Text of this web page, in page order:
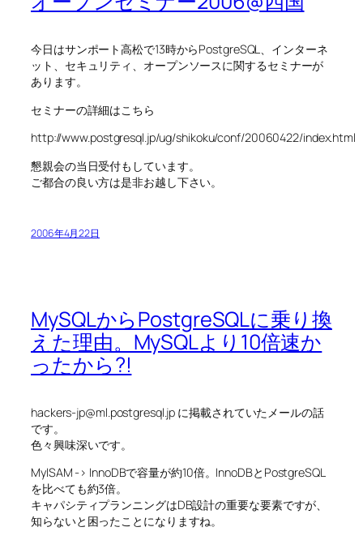
今日はサンポート高松で13時からPostgreSQL、インターネ
ット、セキュリティ、オープンソースに関するセミナーが
あります。
セミナーの詳細はこちら
http://www.postgresql.jp/ug/shikoku/conf/20060422/index.html
懇親会の当日受付もしています。
ご都合の良い方は是非お越し下さい。
2006年4月22日
MySQLからPostgreSQLに乗り換
えた理由。MySQLより10倍速か
ったから?!
hackers-jp@ml.postgresql.jp に掲載されていたメールの話
です。
色々興味深いです。
MyISAM -> InnoDBで容量が約10倍。InnoDBとPostgreSQL
を比べても約3倍。
キャパシティプランニングはDB設計の重要な要素ですが、
知らないと困ったことになりますね。